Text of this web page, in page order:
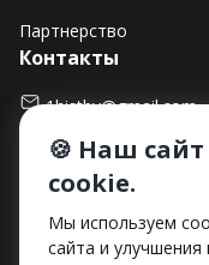
Партнерство
Контакты
1histby@gmail.com
+375 (29) 182-90-00
г. Минск, ул.
Способы оплаты
🍪 Наш
cookie.
Мы используем
сайта и улучшения